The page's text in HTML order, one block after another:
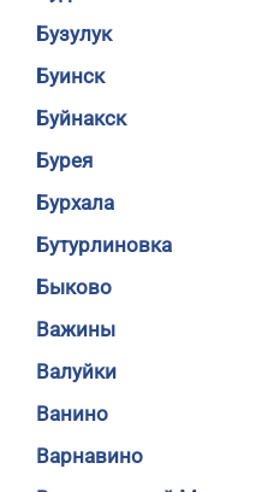
Бузулук
Буинск
Буйнакск
Бурея
Бурхала
Бутурлиновка
Быково
Важины
Валуйки
Ванино
Варнавино